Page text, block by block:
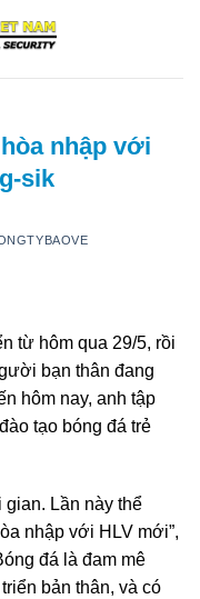
nhập với
sik
từ hôm qua 29/5, rồi
bạn thân đang
hôm nay, anh tập
tạo bóng đá trẻ
gian. Lần này thể
nhập với HLV mới”,
đá là đam mê
bản thân, và có